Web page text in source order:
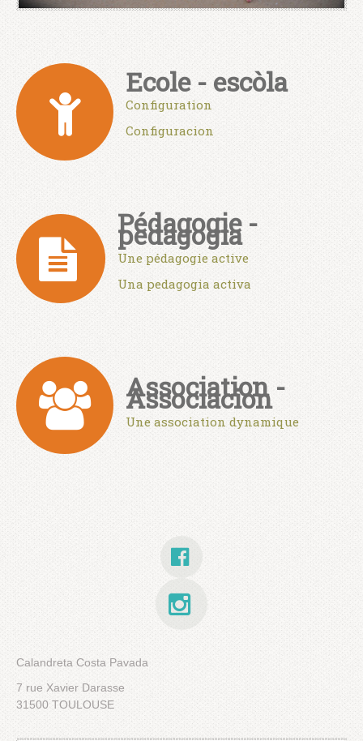
Ecole - escòla
Configuration
Configuracion
Pédagogie -
pedagogia
Une pédagogie active
Una pedagogia activa
Association -
Associacion
Une association dynamique
Calandreta Costa Pavada
7 rue Xavier Darasse
31500 TOULOUSE